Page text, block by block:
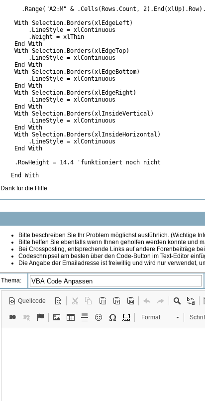
.Range("A2:M" & .Cells(Rows.Count,
    With Selection.Borders(xlEdgeLeft)
        .LineStyle = xlContinuous
        .Weight = xlThin
    End With
    With Selection.Borders(xlEdgeTop)
        .LineStyle = xlContinuous
    End With
    With Selection.Borders(xlEdgeBottom)
        .LineStyle = xlContinuous
    End With
    With Selection.Borders(xlEdgeRight)
        .LineStyle = xlContinuous
    End With
    With Selection.Borders(xlInsideVertical)
        .LineStyle = xlContinuous
    End With
    With Selection.Borders(xlInsideHorizontal)
        .LineStyle = xlContinuous
    End With
    .RowHeight = 14.4 'funktioniert noch nicht
   End With
Dank für die Hilfe
Bitte beschreiben Sie Ihr Problem möglichst ausführlich. (Wichtige
Bitte helfen Sie ebenfalls wenn Ihnen geholfen werden konnte und
Bei Crossposting, entsprechende Links auf andere Forenbeiträge
Codeschnipsel am besten über den Code-Button im Text-Editor
Die Angabe der Emailadresse ist freiwillig und wird nur verwendet,
Thema:
Quellcode
Format